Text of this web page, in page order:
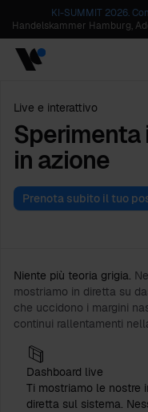
KI-SUMMIT 2026.
Handelskammer Hamburg,
Live e interattivo
Sperimenta
in azione
Prenota subito il tuo
Niente più teoria grigia.
mostriamo in diretta su
che uccidono i margini
continui rallentamenti
Dashboard live
Ti mostriamo le nostre
diretta sul sistema.